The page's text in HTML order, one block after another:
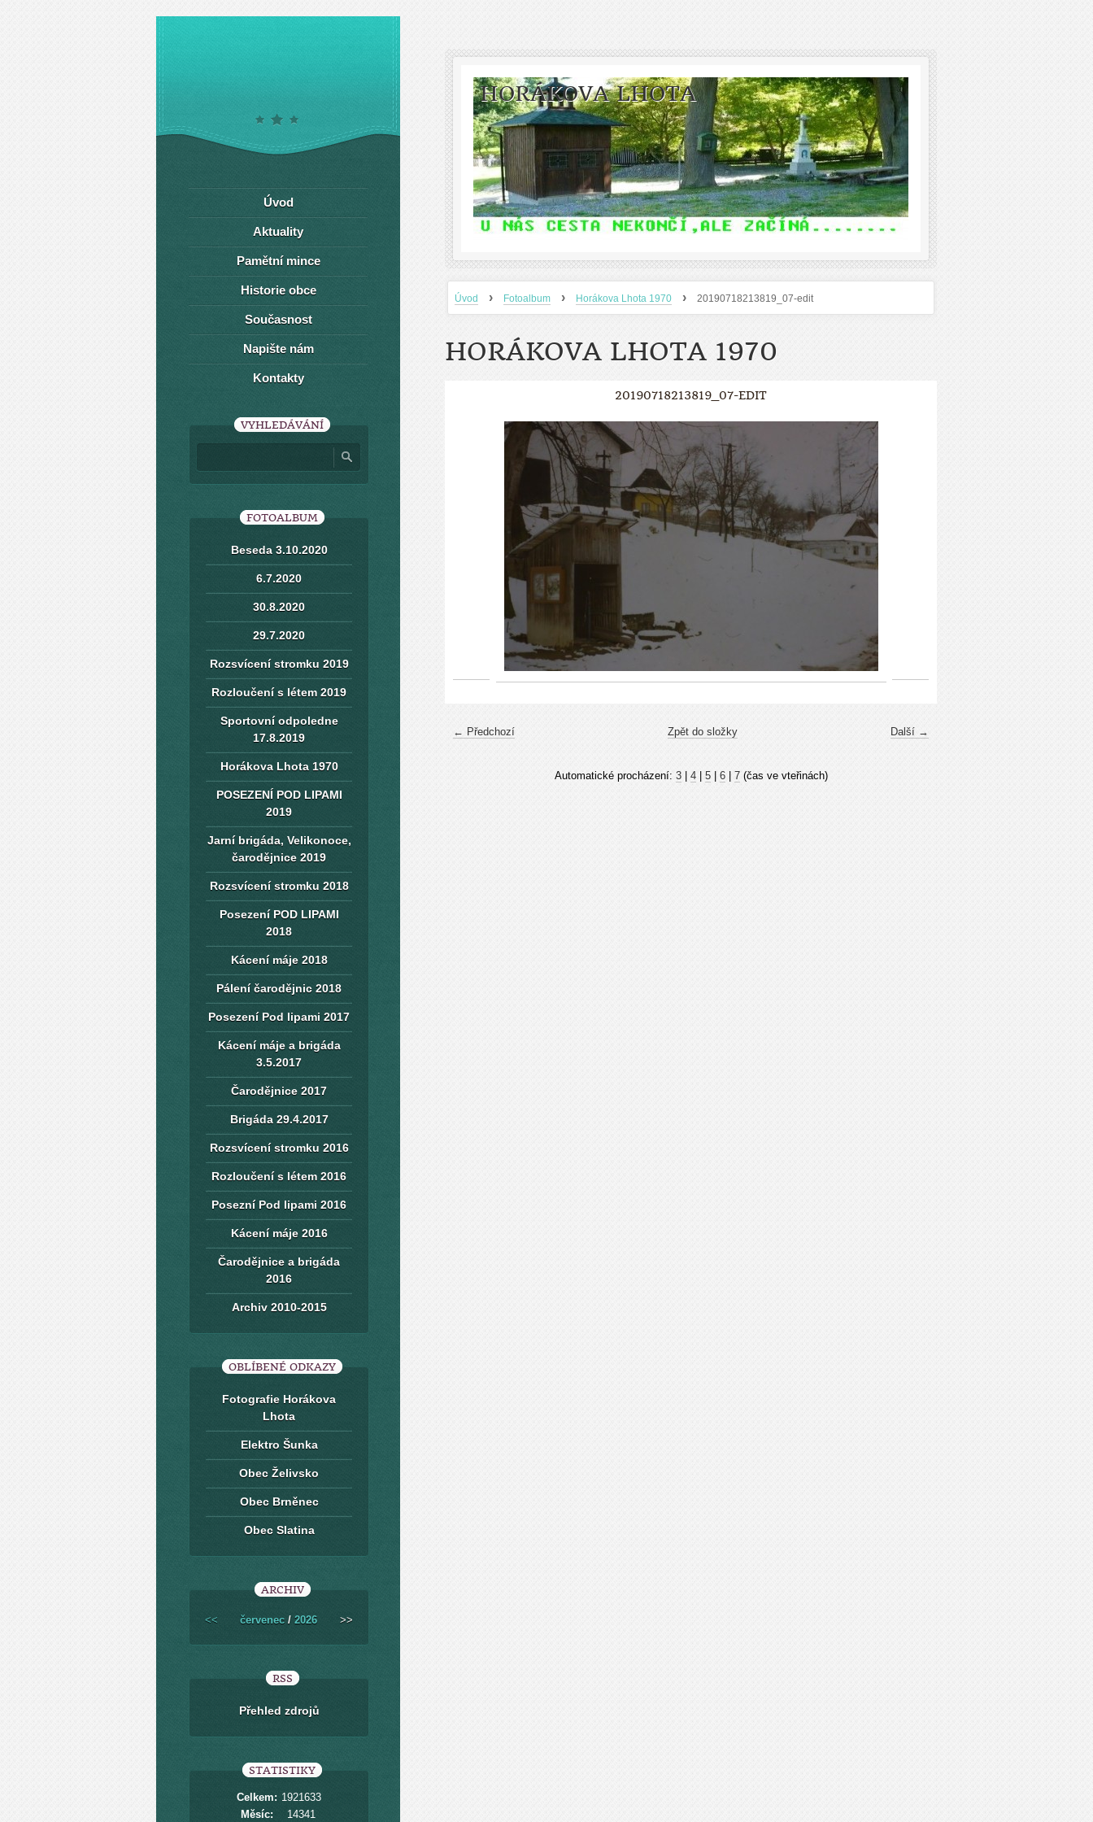
HORÁKOVA LHOTA
Úvod › Fotoalbum › Horákova Lhota 1970 › 20190718213819_07-edit
HORÁKOVA LHOTA 1970
20190718213819_07-EDIT
← Předchozí Další →
Zpět do složky
Automatické procházení: 3| 4| 5| 6| 7(čas ve vteřinách)
Úvod
Aktuality
Pamětní mince
Historie obce
Současnost
Napište nám
Kontakty
VYHLEDÁVÁNÍ
FOTOALBUM
Beseda 3.10.2020
6.7.2020
30.8.2020
29.7.2020
Rozsvícení stromku 2019
Rozloučení s létem 2019
Sportovní odpoledne
17.8.2019
Horákova Lhota 1970
POSEZENÍ POD LIPAMI
2019
Jarní brigáda, Velikonoce,
čarodějnice 2019
Rozsvícení stromku 2018
Posezení POD LIPAMI
2018
Kácení máje 2018
Pálení čarodějnic 2018
Posezení Pod lipami 2017
Kácení máje a brigáda
3.5.2017
Čarodějnice 2017
Brigáda 29.4.2017
Rozsvícení stromku 2016
Rozloučení s létem 2016
Posezní Pod lipami 2016
Kácení máje 2016
Čarodějnice a brigáda
2016
Archiv 2010-2015
OBLÍBENÉ ODKAZY
Fotografie Horákova
Lhota
Elektro Šunka
Obec Želivsko
Obec Brněnec
Obec Slatina
ARCHIV
<< červenec / 2026 >>
RSS
Přehled zdrojů
STATISTIKY
Celkem: 1921633
Měsíc:
14341